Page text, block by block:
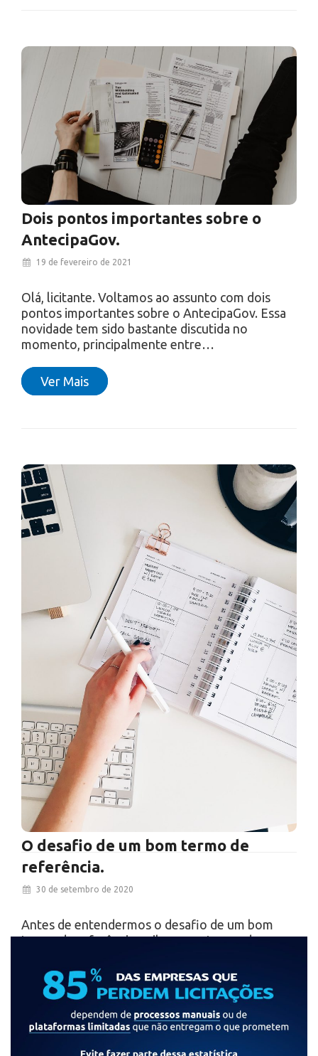
Dois pontos importantes sobre o
AntecipaGov.
19 de fevereiro de 2021
Olá, licitante. Voltamos ao assunto com dois
pontos importantes sobre o AntecipaGov. Essa
novidade tem sido bastante discutida no
momento, principalmente entre…
Ver Mais
O desafio de um bom termo de
referência.
30 de setembro de 2020
Antes de entendermos o desafio de um bom
termo de referência, saiba que o termo de
Ver Mais